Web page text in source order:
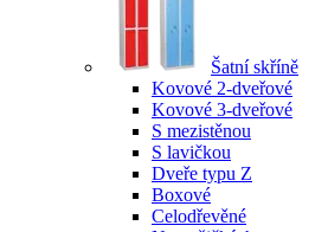
Šatní skříně
Kovové 2-dveřové
Kovové 3-dveřové
S mezistěnou
S lavičkou
Dveře typu Z
Boxové
Celodřevěné